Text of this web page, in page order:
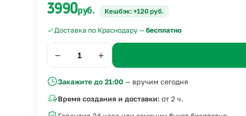
3990руб. Кешбэк: +120 руб.
Доставка по Краснодару —бесплатно
− +
Закажите до 21:00 — вручим сегодня
Время создания и доставки: от 2 ч.